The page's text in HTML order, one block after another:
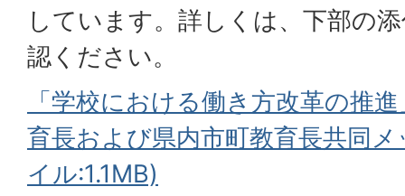
しています。詳しくは、下部の
認ください。
「学校における働き方改革の推
育長および県内市町教育長共同
イル:1.1MB)